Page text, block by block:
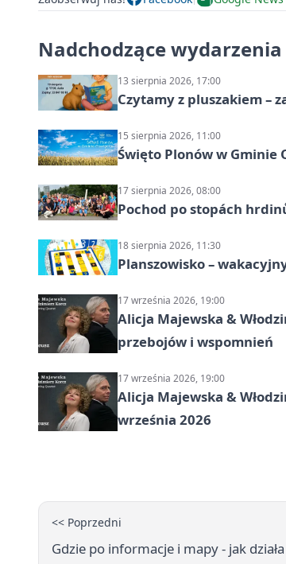
Nadchodzące wydarzenia
13 sierpnia 2026, 17:00
Czytamy z pluszakiem –
15 sierpnia 2026, 11:00
Święto Plonów w Gminie
17 sierpnia 2026, 08:00
Pochod po stopách
18 sierpnia 2026, 11:30
Planszowisko –
17 września 2026, 19:00
Alicja Majewska &
przebojów i wspomnień
17 września 2026, 19:00
Alicja Majewska &
września 2026
<< Poprzedni
Gdzie po informacje i mapy - jak